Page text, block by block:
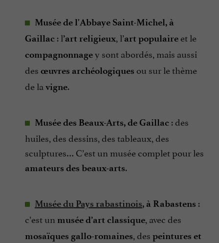
Musée de l'Abbaye Saint-Michel, à
Gaillac : l’art religieux, l’art populaire et le
compagnonnagey sont abordés, mais aussi
des œuvres archéologiques ou sur le thème
de la vigne.
Musée des Beaux-Arts, de Gaillac : des
huiles, des dessins, des tableaux, des
sculptures… C’est un musée complet pour les
amateurs des beaux-arts.
Musée du Pays rabastinois, à Rabastens :
c’est un musée d’art classique, avec des
mosaïques gallo-romaines, des peintures et